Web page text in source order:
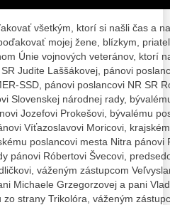
všetkým, ktorí si našli čas a
mojej žene, blízkym,
Únie vojnových veteránov, ktorí
Judite Laššákovej, pánovi
SSD, pánovi poslancovi NR SR
Slovenskej národnej rady,
Jozefovi Prokešovi, bývalému
Víťazoslavovi Moricovi,
poslancovi mesta Nitra pánovi
pánovi Róbertovi Švecovi,
váženým zástupcom
Michaele Grzegorzovej a pani
strany Trikolóra, váženým